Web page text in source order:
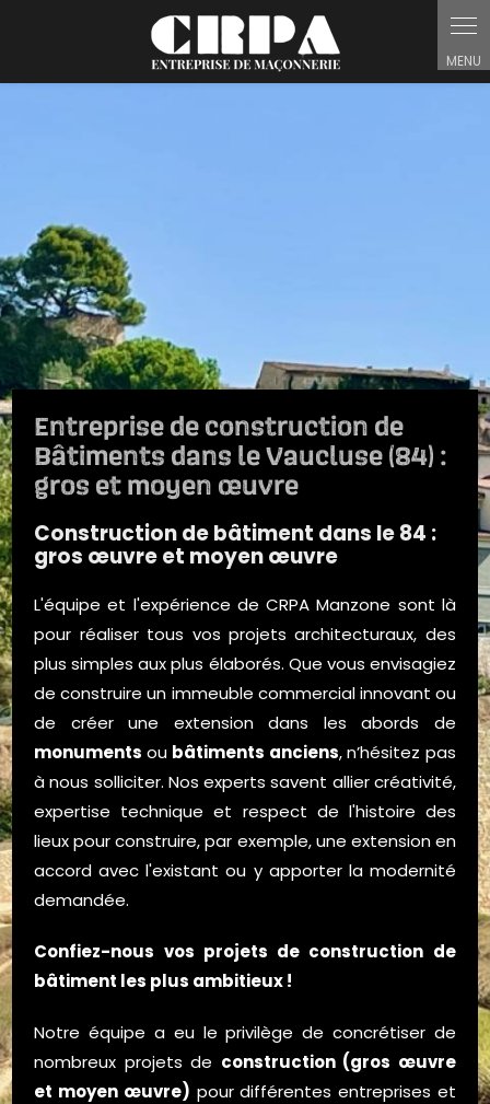
Entreprise de construction de
Bâtiments dans le Vaucluse (84) :
gros et moyen œuvre
Construction de bâtiment dans le 84 :
gros œuvre et moyen œuvre
L'équipe et l'expérience de CRPA Manzone sont là
pour réaliser tous vos projets architecturaux, des
plus simples aux plus élaborés. Que vous envisagiez
de construire un immeuble commercial innovant ou
de créer une extension dans les abords de
monuments ou bâtiments anciens, n’hésitez pas
à nous solliciter. Nos experts savent allier créativité,
expertise technique et respect de l'histoire des
lieux pour construire, par exemple, une extension en
accord avec l'existant ou y apporter la modernité
demandée.
Confiez-nous vos projets de construction de
bâtiment les plus ambitieux !
Notre équipe a eu le privilège de concrétiser de
nombreux projets de construction (gros œuvre
et moyen œuvre) pour différentes entreprises et